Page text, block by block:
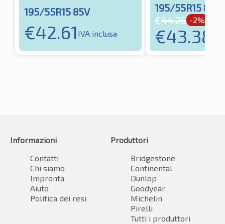
195/55R15 85V
€42.61 IVA inclusa
195/55R15 85V
€44.26 -2%
€43.38
Informazioni
Contatti
Chi siamo
Impronta
Aiuto
Politica dei resi
Produttori
Bridgestone
Continental
Dunlop
Goodyear
Michelin
Pirelli
Tutti i produttori